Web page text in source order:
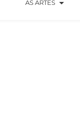
AS ARTES arrow_drop_down